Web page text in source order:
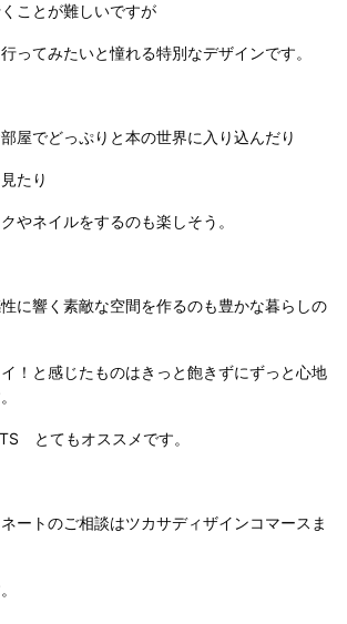
ことが難しいですが
ってみたいと憧れる特別なデザインです。
屋でどっぷりと本の世界に入り込んだり
たり
やネイルをするのも楽しそう。
に響く素敵な空間を作るのも豊かな暮らしの
！と感じたものはきっと飽きずにずっと心地
とてもオススメです。
ートのご相談はツカサディザインコマースま